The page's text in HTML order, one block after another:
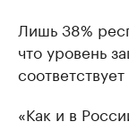
Лишь 38%
что уровень
«Как и в